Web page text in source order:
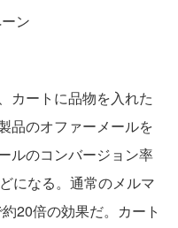
ン
カートに品物を入れた
品のオファーメールを
ルのコンバージョン率
になる。通常のメルマ
20倍の効果だ。カート